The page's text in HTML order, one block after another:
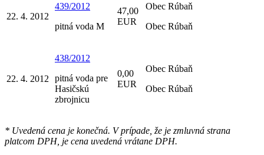
22. 4. 2012
439/2012
pitná voda M
47,00
EUR
Obec Rúbaň
Obec Rúbaň
22. 4. 2012
438/2012
pitná voda pre
Hasičskú
zbrojnicu
0,00
EUR
Obec Rúbaň
Obec Rúbaň
* Uvedená cena je konečná. V prípade, že je zmluvná strana
platcom DPH, je cena uvedená vrátane DPH.